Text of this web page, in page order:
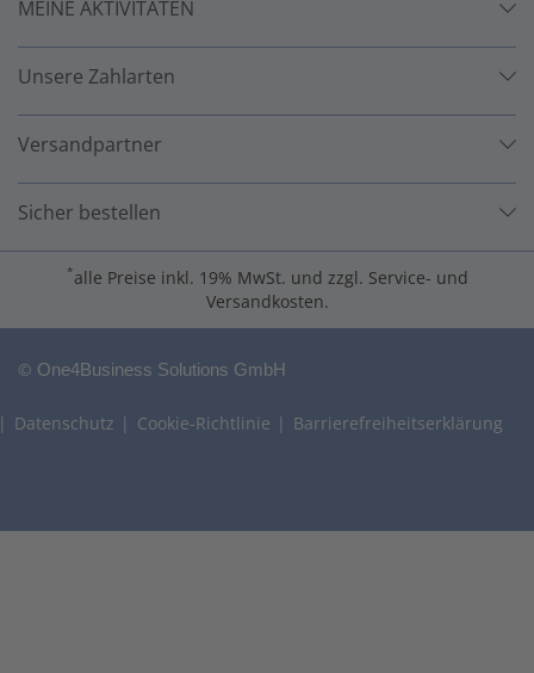
MEINE AKTIVITÄTEN
Unsere Zahlarten
Versandpartner
Sicher bestellen
*alle Preise inkl. 19% MwSt. und zzgl. Service- und
Versandkosten.
© One4Business Solutions GmbH
Datenschutz Cookie-Richtlinie Barrierefreiheitserklärung